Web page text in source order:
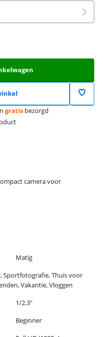
gratis bezorgd
camera voor
Matig
Sportfotografie, Thuis voor
Vakantie, Vloggen
1/2.3"
Beginner